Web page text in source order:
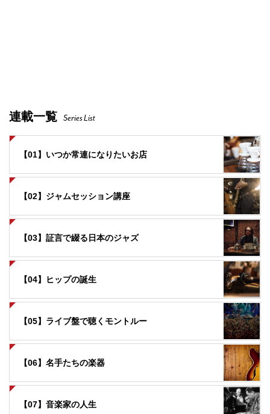
連載一覧 Series List
【01】いつか常連になりたいお店
【02】ジャムセッション講座
【03】証言で綴る日本のジャズ
【04】ヒップの誕生
【05】ライブ盤で聴くモントルー
【06】名手たちの楽器
【07】音楽家の人生